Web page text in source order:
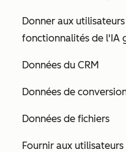
Donner aux
fonctionnalités de l'IA
Données du CRM
Données de
Données de fichiers
Fournir aux